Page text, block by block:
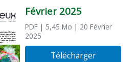
Février 2025
PDF | 5,45 Mo | 20 Février
2025
Télécharger